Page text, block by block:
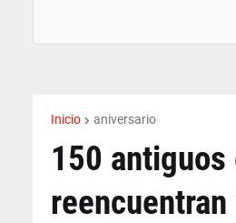
Inicio aniversario
150